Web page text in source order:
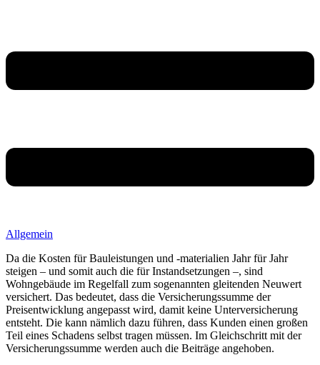
Allgemein
Da die Kosten für Bauleistungen und -materialien Jahr für Jahr
steigen – und somit auch die für Instandsetzungen –, sind
Wohngebäude im Regelfall zum sogenannten gleitenden Neuwert
versichert. Das bedeutet, dass die Versicherungssumme der
Preisentwicklung angepasst wird, damit keine Unterversicherung
entsteht. Die kann nämlich dazu führen, dass Kunden einen großen
Teil eines Schadens selbst tragen müssen. Im Gleichschritt mit der
Versicherungssumme werden auch die Beiträge angehoben.